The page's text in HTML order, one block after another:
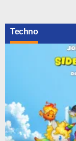
Techno